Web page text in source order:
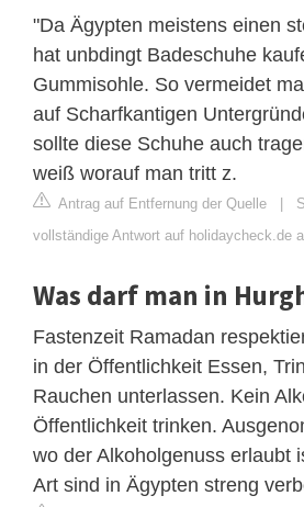
"Da Ägypten meistens einen
hat unbdingt Badeschuhe
Gummisohle. So vermeidet
auf Scharfkantigen
sollte diese Schuhe auch
weiß worauf man tritt z.
Antrag auf Entfernung der Quelle |
vollständige Antwort auf holidaycheck.de
Was darf man in
Fastenzeit Ramadan
in der Öffentlichkeit Essen,
Rauchen unterlassen. Kein
Öffentlichkeit trinken.
wo der Alkoholgenuss erlaubt
Art sind in Ägypten streng